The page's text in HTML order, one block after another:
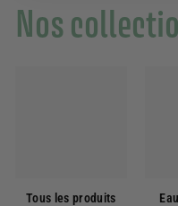
Nos
Tous les produits